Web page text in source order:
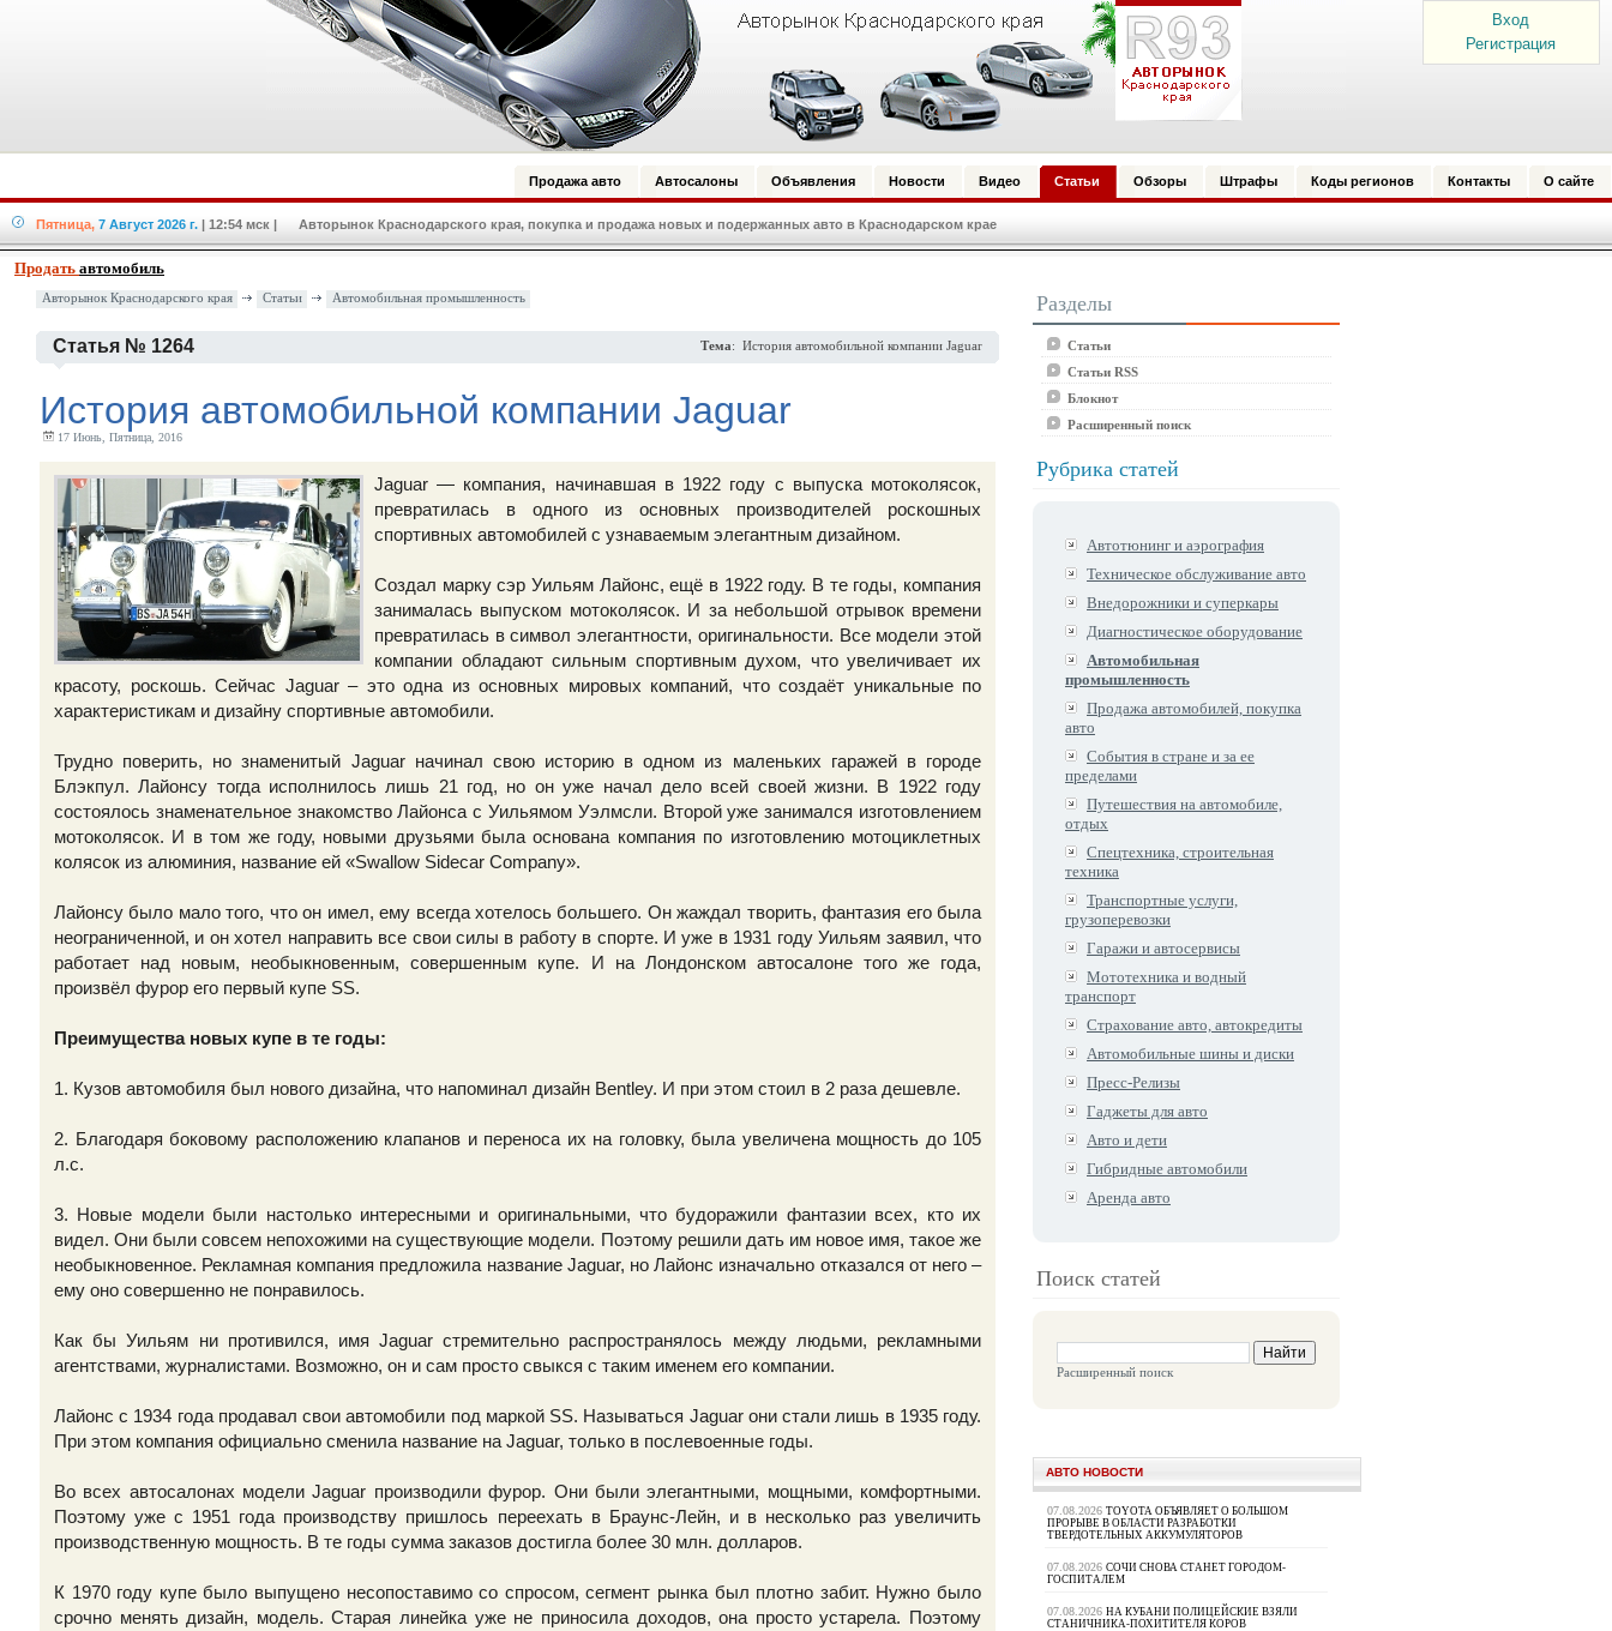
Вход
Регистрация
Продажа авто Автосалоны Объявления Новости Видео Статьи Обзоры Штрафы Коды регионов Контакты О сайте
Пятница, 7 Август 2026 г. | 12:54 мск | Авторынок Краснодарского края, покупка и продажа новых и подержанных авто в Краснодарском крае
Продать автомобиль
Авторынок Краснодарского края Статьи Автомобильная промышленность
Статья № 1264 Тема: История автомобильной компании Jaguar
История автомобильной компании Jaguar
17 Июнь, Пятница, 2016
Jaguar — компания, начинавшая в 1922 году с выпуска мотоколясок,
превратилась в одного из основных производителей роскошных
спортивных автомобилей с узнаваемым элегантным дизайном.
Создал марку сэр Уильям Лайонс, ещё в 1922 году. В те годы, компания
занималась выпуском мотоколясок. И за небольшой отрывок времени
превратилась в символ элегантности, оригинальности. Все модели этой
компании обладают сильным спортивным духом, что увеличивает их
красоту, роскошь. Сейчас Jaguar – это одна из основных мировых компаний, что создаёт уникальные по
характеристикам и дизайну спортивные автомобили.
Трудно поверить, но знаменитый Jaguar начинал свою историю в одном из маленьких гаражей в городе
Блэкпул. Лайонсу тогда исполнилось лишь 21 год, но он уже начал дело всей своей жизни. В 1922 году
состоялось знаменательное знакомство Лайонса с Уильямом Уэлмсли. Второй уже занимался изготовлением
мотоколясок. И в том же году, новыми друзьями была основана компания по изготовлению мотоциклетных
колясок из алюминия, название ей «Swallow Sidecar Company».
Лайонсу было мало того, что он имел, ему всегда хотелось большего. Он жаждал творить, фантазия его была
неограниченной, и он хотел направить все свои силы в работу в спорте. И уже в 1931 году Уильям заявил, что
работает над новым, необыкновенным, совершенным купе. И на Лондонском автосалоне того же года,
произвёл фурор его первый купе SS.
Преимущества новых купе в те годы:
1. Кузов автомобиля был нового дизайна, что напоминал дизайн Bentley. И при этом стоил в 2 раза дешевле.
2. Благодаря боковому расположению клапанов и переноса их на головку, была увеличена мощность до 105
л.с.
3. Новые модели были настолько интересными и оригинальными, что будоражили фантазии всех, кто их
видел. Они были совсем непохожими на существующие модели. Поэтому решили дать им новое имя, такое же
необыкновенное. Рекламная компания предложила название Jaguar, но Лайонс изначально отказался от него –
ему оно совершенно не понравилось.
Как бы Уильям ни противился, имя Jaguar стремительно распространялось между людьми, рекламными
агентствами, журналистами. Возможно, он и сам просто свыкся с таким именем его компании.
Лайонс с 1934 года продавал свои автомобили под маркой SS. Называться Jaguar они стали лишь в 1935 году.
При этом компания официально сменила название на Jaguar, только в послевоенные годы.
Во всех автосалонах модели Jaguar производили фурор. Они были элегантными, мощными, комфортными.
Поэтому уже с 1951 года производству пришлось переехать в Браунс-Лейн, и в несколько раз увеличить
производственную мощность. В те годы сумма заказов достигла более 30 млн. долларов.
К 1970 году купе было выпущено несопоставимо со спросом, сегмент рынка был плотно забит. Нужно было
срочно менять дизайн, модель. Старая линейка уже не приносила доходов, она просто устарела. Поэтому
Разделы
Статьи
Статьи RSS
Блокнот
Расширенный поиск
Рубрика статей
Автотюнинг и аэрография
Техническое обслуживание авто
Внедорожники и суперкары
Диагностическое оборудование
Автомобильная
промышленность
Продажа автомобилей, покупка
авто
События в стране и за ее
пределами
Путешествия на автомобиле,
отдых
Спецтехника, строительная
техника
Транспортные услуги,
грузоперевозки
Гаражи и автосервисы
Мототехника и водный
транспорт
Страхование авто, автокредиты
Автомобильные шины и диски
Пресс-Релизы
Гаджеты для авто
Авто и дети
Гибридные автомобили
Аренда авто
Поиск статей
Расширенный поиск
АВТО НОВОСТИ
07.08.2026 TOYOTA ОБЪЯВЛЯЕТ О БОЛЬШОМ
ПРОРЫВЕ В ОБЛАСТИ РАЗРАБОТКИ
ТВЕРДОТЕЛЬНЫХ АККУМУЛЯТОРОВ
07.08.2026 СОЧИ СНОВА СТАНЕТ ГОРОДОМ-
ГОСПИТАЛЕМ
07.08.2026 НА КУБАНИ ПОЛИЦЕЙСКИЕ ВЗЯЛИ
СТАНИЧНИКА-ПОХИТИТЕЛЯ КОРОВ